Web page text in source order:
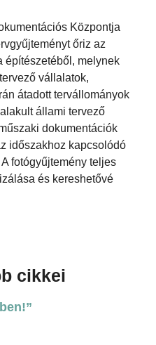
Központja
őriz az
építészetéből, melynek
vállalatok,
átadott tervállományok
állami tervező
dokumentációk
időszakhoz kapcsolódó
fotógyűjtemény teljes
és kereshetővé
cikkei